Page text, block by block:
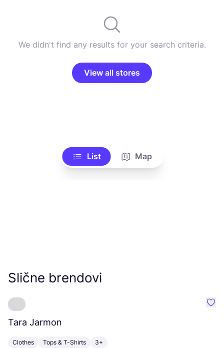
We didn't find any results for your search criteria.
View all stores
List Map
Slične brendovi
Tara Jarmon
Clothes Tops & T-Shirts 3+